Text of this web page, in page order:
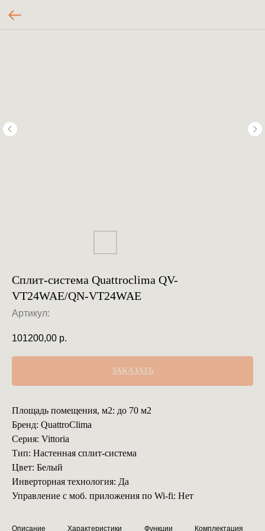
Сплит-система Quattroclima QV-
VT24WAE/QN-VT24WAE
Артикул:
101200,00 р.
ЗАКАЗАТЬ
Площадь помещения, м2: до 70 м2
Бренд: QuattroClima
Серия: Vittoria
Тип: Настенная сплит-система
Цвет: Белый
Инверторная технология: Да
Управление с моб. приложения по Wi-fi: Нет
Описание Характеристики Функции Комплектация